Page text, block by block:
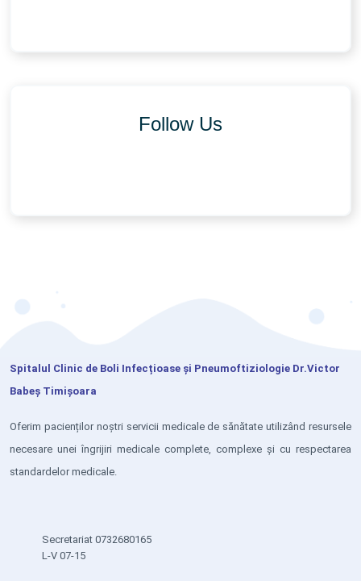
Follow Us
Spitalul Clinic de Boli Infecțioase și Pneumoftiziologie Dr.Victor
Babeș Timișoara
Oferim pacienților noștri servicii medicale de sănătate utilizând resursele
necesare unei îngrijiri medicale complete, complexe și cu respectarea
standardelor medicale.
Secretariat 0732680165
L-V 07-15